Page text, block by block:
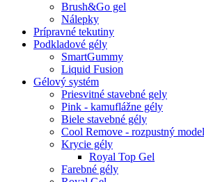
Brush&Go gel
Nálepky
Prípravné tekutiny
Podkladové gély
SmartGummy
Liquid Fusion
Gélový systém
Priesvitné stavebné gely
Pink - kamuflážne gély
Biele stavebné gély
Cool Remove - rozpustný
Krycie gély
Royal Top Gel
Farebné gély